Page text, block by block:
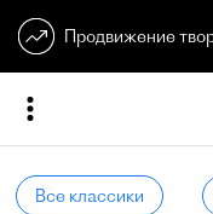
Продвижение
Все классики